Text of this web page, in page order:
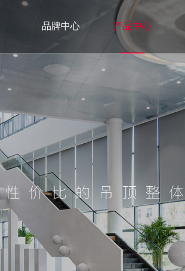
品牌中心 产品中心